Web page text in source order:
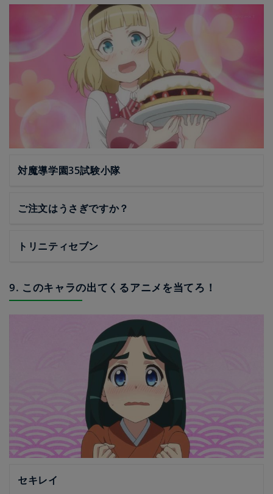
対魔導学園35試験小隊
ご注文はうさぎですか？
トリニティセブン
9. このキャラの出てくるアニメを当てろ！
セキレイ